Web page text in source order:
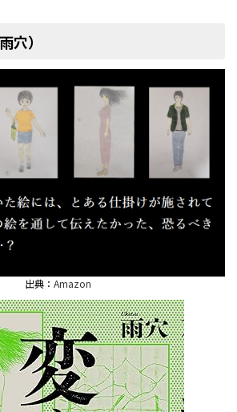
）
出典： Amazon